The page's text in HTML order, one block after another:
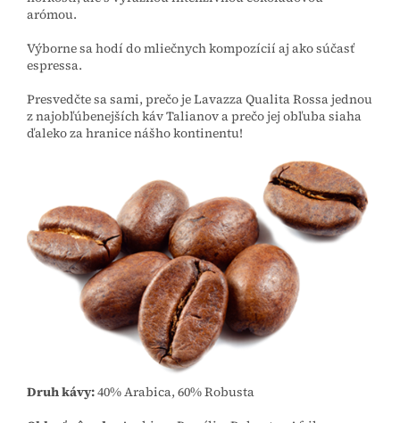
arómou.
Výborne sa hodí do mliečnych kompozícií aj ako súčasť
espressa.
Presvedčte sa sami, prečo je Lavazza Qualita Rossa jednou
z najobľúbenejších káv Talianov a prečo jej obľuba siaha
ďaleko za hranice nášho kontinentu!
Druh kávy:40% Arabica, 60% Robusta